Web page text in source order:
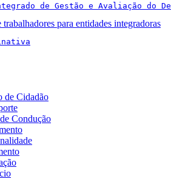
de Gestão e Avaliação do
trabalhadores para entidades integradoras
de Cidadão
Condução